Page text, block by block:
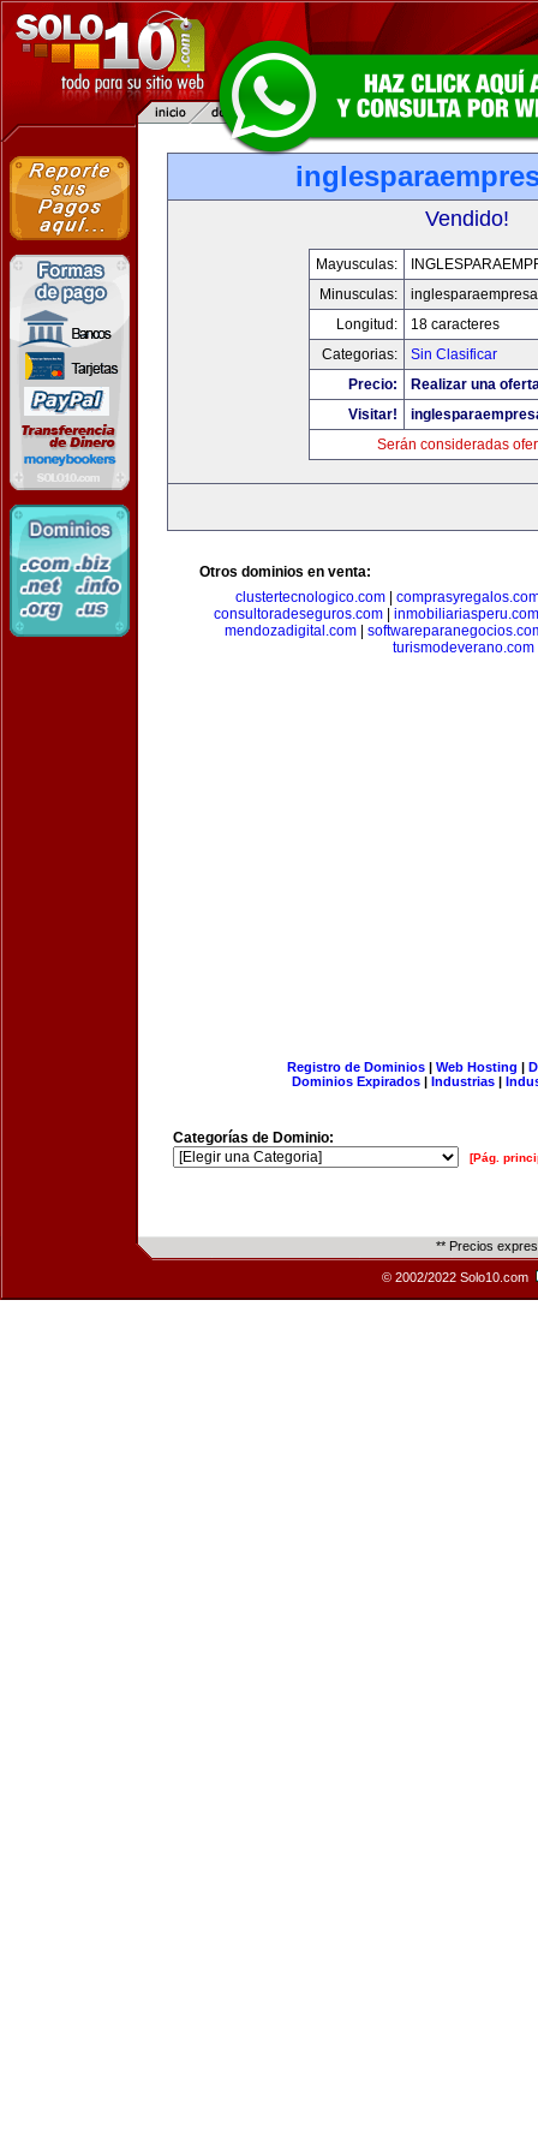
Vendido!
Mayusculas:
Minusculas:
Longitud:
18 caracteres
Categorias:
Sin Clasificar
Precio:
Realizar una
Visitar!
Serán consideradas
Otros dominios en venta:
clustertecnologico.com|
consultoradeseguros.com
inmobiliariasperu.com
mendozadigital.com|
turismodeverano.com
Registro de Dominios| Web Hosting |
Dominios Expirados | Industrias |
Categorías de Dominio:
[Pág.
** Precios
© 2002/2022 Solo10.com